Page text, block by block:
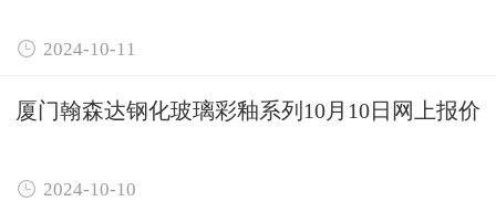
 2024-10-11
厦门翰森达钢化玻璃彩釉系列10月10日网上报价
 2024-10-10